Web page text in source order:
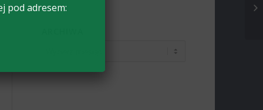
pod adresem: